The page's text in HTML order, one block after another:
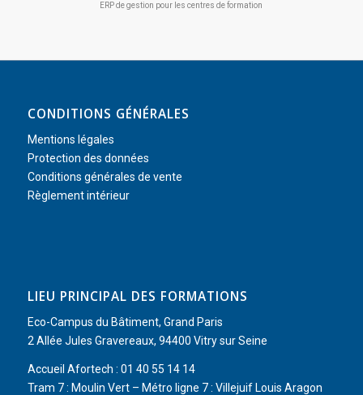
ERP de gestion pour les centres de formation
CONDITIONS GÉNÉRALES
Mentions légales
Protection des données
Conditions générales de vente
Règlement intérieur
LIEU PRINCIPAL DES FORMATIONS
Eco-Campus du Bâtiment, Grand Paris
2 Allée Jules Gravereaux, 94400 Vitry sur Seine
Accueil Afortech : 01 40 55 14 14
Tram 7 : Moulin Vert – Métro ligne 7 : Villejuif Louis Aragon